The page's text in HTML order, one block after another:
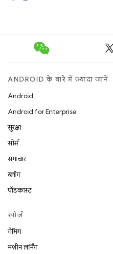
ANDROID के बारे में ज़्यादा जानें
Android
Android for Enterprise
सुरक्षा
सोर्स
समाचार
ब्लॉग
पॉडकास्ट
खोजें
गेमिंग
मशीन लर्निंग